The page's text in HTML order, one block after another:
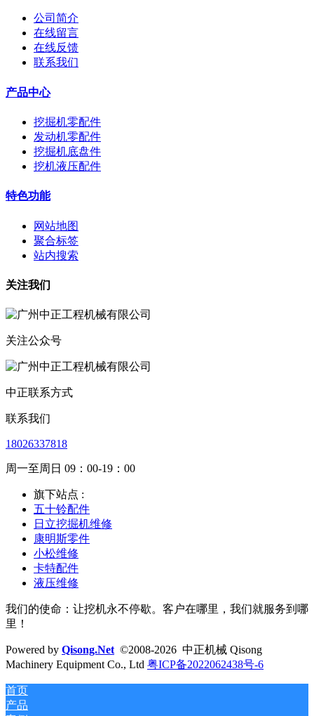
公司简介
在线留言
在线反馈
联系我们
产品中心
挖掘机零配件
发动机零配件
挖掘机底盘件
挖机液压配件
特色功能
网站地图
聚合标签
站内搜索
关注我们
关注公众号
中正联系方式
联系我们
18026337818
周一至周日 09：00-19：00
旗下站点 :
五十铃配件
日立挖掘机维修
康明斯零件
小松维修
卡特配件
液压维修
我们的使命：让挖机永不停歇。客户在哪里，我们就服务到哪
里！
Powered by Qisong.Net ©2008-2026 中正机械 Qisong
Machinery Equipment Co., Ltd 粤ICP备2022062438号-6
首页
产品